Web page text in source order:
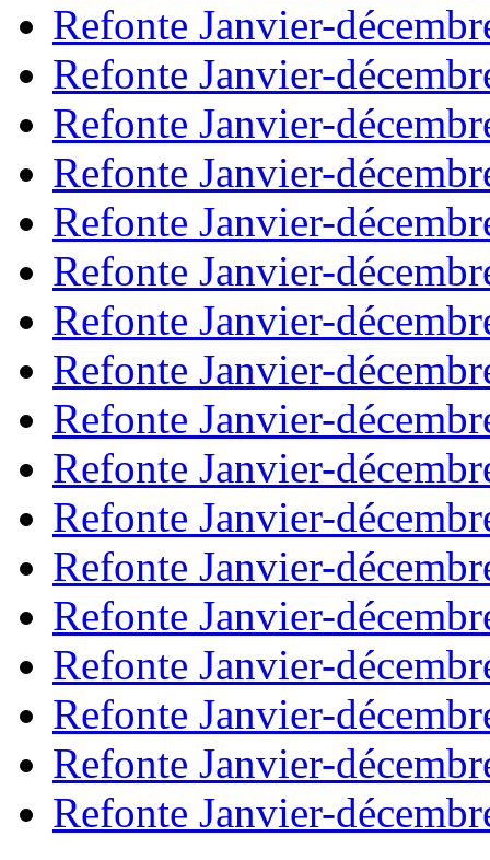
Refonte Janvier-
Refonte Janvier-
Refonte Janvier-
Refonte Janvier-
Refonte Janvier-
Refonte Janvier-
Refonte Janvier-
Refonte Janvier-
Refonte Janvier-
Refonte Janvier-
Refonte Janvier-
Refonte Janvier-
Refonte Janvier-
Refonte Janvier-
Refonte Janvier-
Refonte Janvier-
Refonte Janvier-